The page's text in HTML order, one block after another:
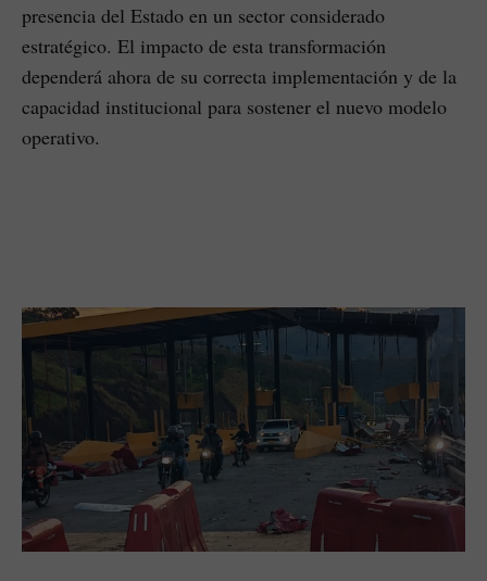
presencia del Estado en un sector considerado
estratégico. El impacto de esta transformación
dependerá ahora de su correcta implementación y de la
capacidad institucional para sostener el nuevo modelo
operativo.